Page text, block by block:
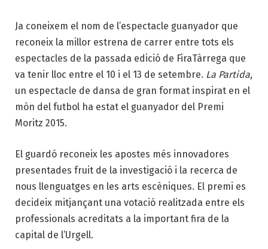
Ja coneixem el nom de l’espectacle guanyador que
reconeix la millor estrena de carrer entre tots els
espectacles de la passada edició de FiraTàrrega que
va tenir lloc entre el 10 i el 13 de setembre. La Partida,
un espectacle de dansa de gran format inspirat en el
món del futbol ha estat el guanyador del Premi
Moritz 2015.
El guardó reconeix les apostes més innovadores
presentades fruit de la investigació i la recerca de
nous llenguatges en les arts escèniques. El premi es
decideix mitjançant una votació realitzada entre els
professionals acreditats a la important fira de la
capital de l’Urgell.